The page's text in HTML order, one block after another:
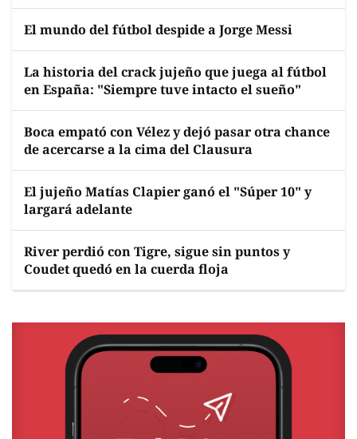
El mundo del fútbol despide a Jorge Messi
La historia del crack jujeño que juega al fútbol
en España: "Siempre tuve intacto el sueño"
Boca empató con Vélez y dejó pasar otra chance
de acercarse a la cima del Clausura
El jujeño Matías Clapier ganó el "Súper 10" y
largará adelante
River perdió con Tigre, sigue sin puntos y
Coudet quedó en la cuerda floja